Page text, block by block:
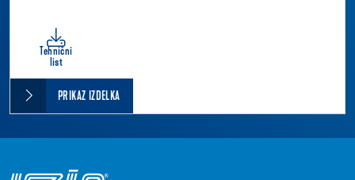
Tehnični
list
PRIKAZ IZDELKA